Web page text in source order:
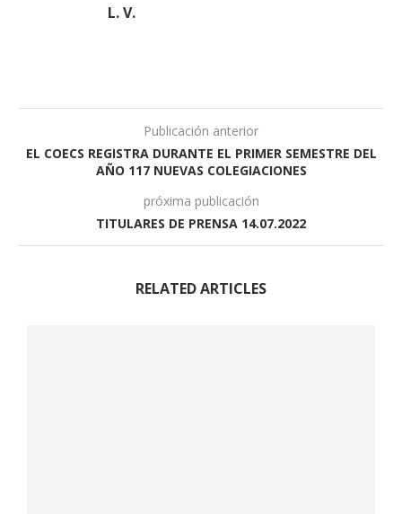
L. V.
Publicación anterior
EL COECS REGISTRA DURANTE EL PRIMER SEMESTRE DEL
AÑO 117 NUEVAS COLEGIACIONES
próxima publicación
TITULARES DE PRENSA 14.07.2022
RELATED ARTICLES